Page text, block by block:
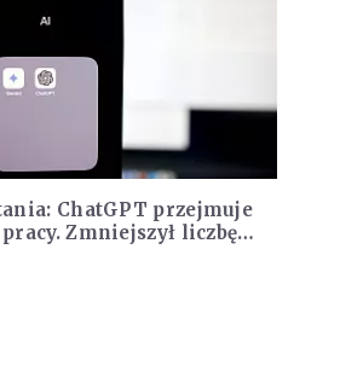
ChatGPT przejmuje
Zmniejszył liczbę
trzecią